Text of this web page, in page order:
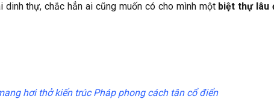
thự, chắc hẳn ai cũng muốn có cho mình một biệt thự lâu
hơi thở kiến trúc Pháp phong cách tân cổ điển